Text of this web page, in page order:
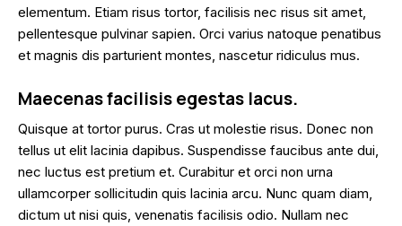
elementum. Etiam risus tortor, facilisis nec risus sit amet,
pellentesque pulvinar sapien. Orci varius natoque penatibus
et magnis dis parturient montes, nascetur ridiculus mus.
Maecenas facilisis egestas lacus.
Quisque at tortor purus. Cras ut molestie risus. Donec non
tellus ut elit lacinia dapibus. Suspendisse faucibus ante dui,
nec luctus est pretium et. Curabitur et orci non urna
ullamcorper sollicitudin quis lacinia arcu. Nunc quam diam,
dictum ut nisi quis, venenatis facilisis odio. Nullam nec